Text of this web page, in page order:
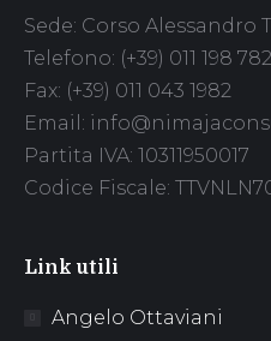
Sede: Corso Alessandro
Telefono: (+39) 011 198 782
Fax: (+39) 011 043 1982
Email:
Partita IVA: 10311950017
Codice Fiscale:
Link utili
Angelo Ottaviani